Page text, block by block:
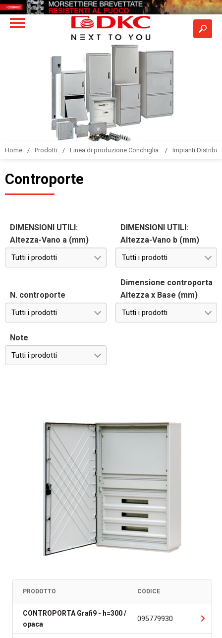
Home Prodotti Linea di produzione Conchiglia Impianti
Controporte
DIMENSIONI UTILI:
Altezza-Vano a (mm)
Tutti i prodotti
DIMENSIONI UTILI:
Altezza-Vano b (mm)
Tutti i prodotti
N. controporte
Tutti i prodotti
Dimensione controporta
Altezza x Base (mm)
Tutti i prodotti
Note
Tutti i prodotti
PRODOTTO CODICE
CONTROPORTA Grafi9 - h=300 /
opaca
095779930